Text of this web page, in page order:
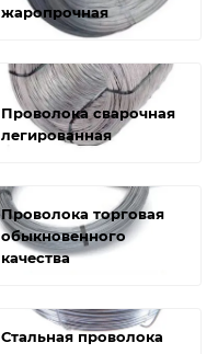
жаропрочная
Проволока сварочная
легированная
Проволока торговая
обыкновенного
качества
Стальная проволока